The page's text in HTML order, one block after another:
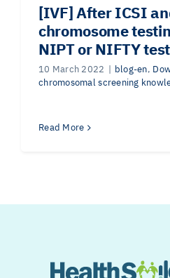
[IVF] After ICSI
chromosome
NIPT or NIFTY
10 March 2022 | blog-en,
chromosomal screening
Read More